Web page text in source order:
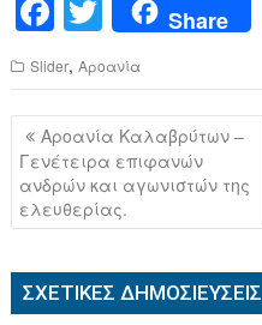
F
a
c
e
b
o
o
k
wi
tt
er
Share
Slider,Αροανία
Πλοήγηση
άρθρων
Αροανία Καλαβρύτων –
Γενέτειρα επιφανών
ανδρών και αγωνιστών της
ελευθερίας.
ΣΧΕΤΙΚΈΣ ΔΗΜΟΣΙΕΎΣΕΙΣ